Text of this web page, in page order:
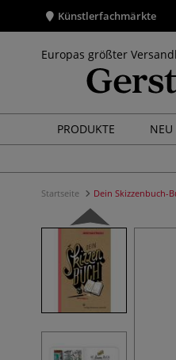
Künstlerfachmärkte
Europas größter
PRODUKTE NEU
Startseite Dein Skizzenbuch-